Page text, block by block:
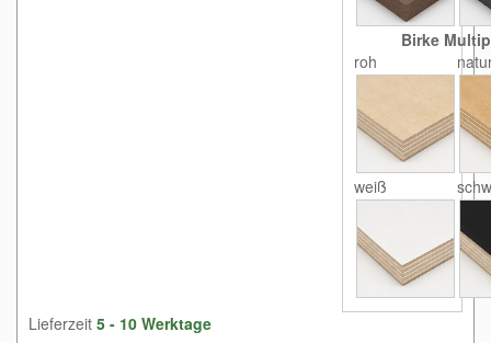
Birke
roh
weiß
Lieferzeit 5 - 10 Werktage